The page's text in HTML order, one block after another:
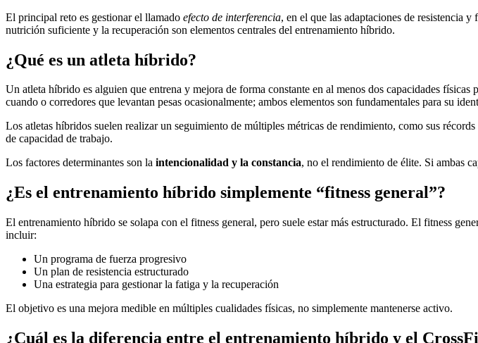
El principal reto es gestionar el llamado efecto de interferencia, en el que las adaptaciones de resistencia
nutrición suficiente y la recuperación son elementos centrales del entrenamiento híbrido.
¿Qué es un atleta híbrido?
Un atleta híbrido es alguien que entrena y mejora de forma constante en al menos dos capacidades físicas
cuando o corredores que levantan pesas ocasionalmente; ambos elementos son fundamentales para su
Los atletas híbridos suelen realizar un seguimiento de múltiples métricas de rendimiento, como sus
de capacidad de trabajo.
Los factores determinantes son la intencionalidad y la constancia, no el rendimiento de élite. Si ambas
¿Es el entrenamiento híbrido simplemente “fitness general”?
El entrenamiento híbrido se solapa con el fitness general, pero suele estar más estructurado. El fitness
incluir:
Un programa de fuerza progresivo
Un plan de resistencia estructurado
Una estrategia para gestionar la fatiga y la recuperación
El objetivo es una mejora medible en múltiples cualidades físicas, no simplemente mantenerse activo.
¿Cuál es la diferencia entre el entrenamiento híbrido y el